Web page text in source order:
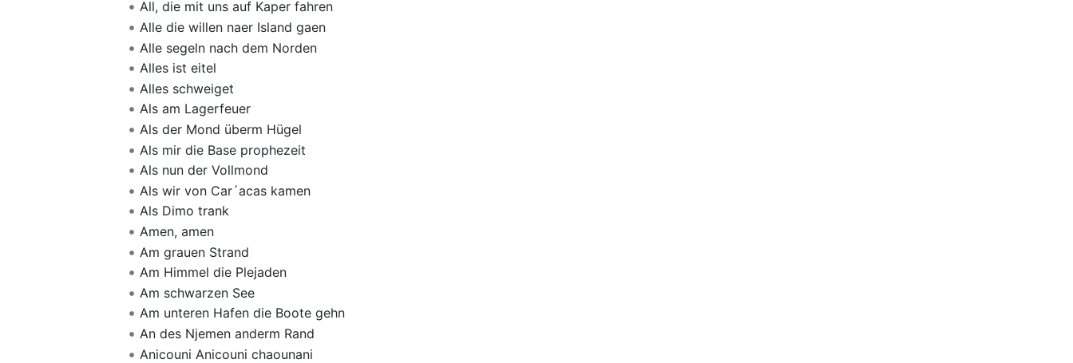
All, die mit uns auf Kaper fahren
Alle die willen naer Island gaen
Alle segeln nach dem Norden
Alles ist eitel
Alles schweiget
Als am Lagerfeuer
Als der Mond überm Hügel
Als mir die Base prophezeit
Als nun der Vollmond
Als wir von Car´acas kamen
Als Dimo trank
Amen, amen
Am grauen Strand
Am Himmel die Plejaden
Am schwarzen See
Am unteren Hafen die Boote gehn
An des Njemen anderm Rand
Anicouni Anicouni chaounani